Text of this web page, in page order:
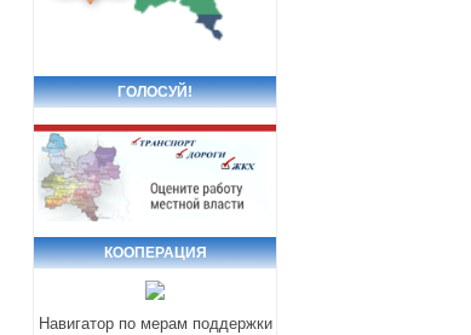
ГОЛОСУЙ!
КООПЕРАЦИЯ
Навигатор по мерам поддержки